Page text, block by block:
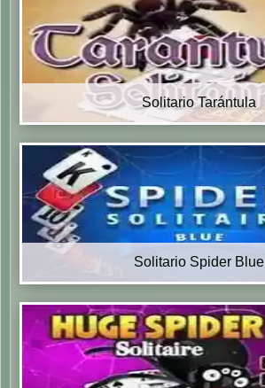
Solitario Tarántula
Solitario Spider Blue